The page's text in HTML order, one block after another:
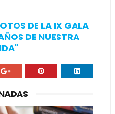
DE LA IX GALA
DE NUESTRA